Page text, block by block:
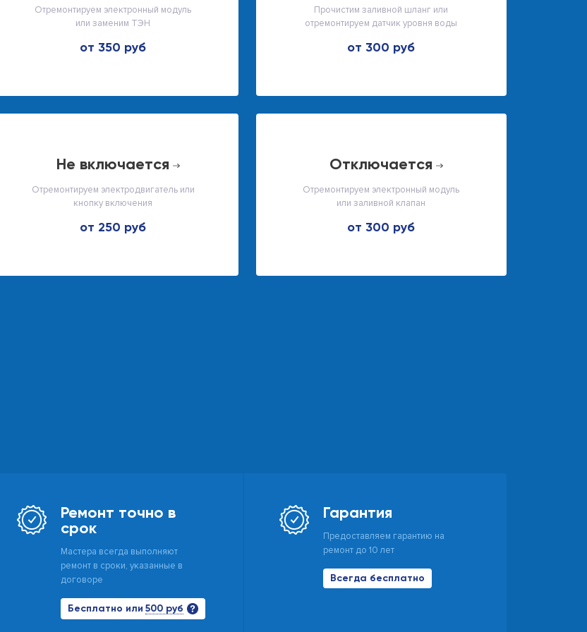
Отремонтируем электронный модуль
или заменим ТЭН
от 350 руб
Прочистим заливной шланг или
отремонтируем датчик уровня воды
от 300 руб
не включается
Отремонтируем электродвигатель или
кнопку включения
от 250 руб
отключается
Отремонтируем электронный модуль
или заливной клапан
от 300 руб
Ремонт точно в
срок
Мастера всегда выполняют
ремонт в сроки, указанные в
договоре
Бесплатно или 500 руб
Гарантия
Предоставляем гарантию на
ремонт до 10 лет
Всегда бесплатно